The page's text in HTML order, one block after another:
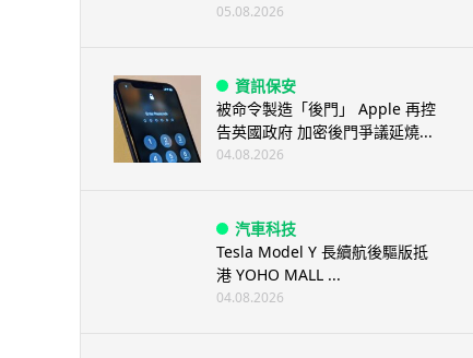
05.08.2026
資訊保安
被命令製造「後門」 Apple 再控
告英國政府 加密後門爭議延燒...
04.08.2026
汽車科技
Tesla Model Y 長續航後驅版抵
港 YOHO MALL ...
04.08.2026